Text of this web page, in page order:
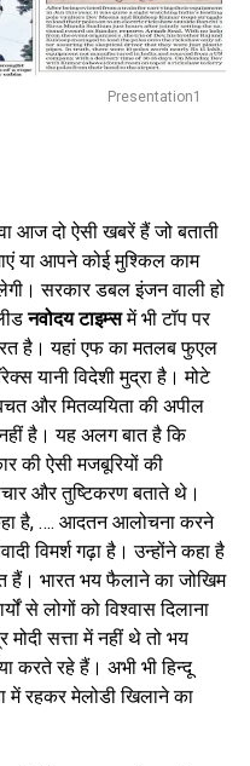
Presentation1
आज दो ऐसी खबरें हैं जो बताती
या आपने कोई मुश्किल काम
सरकार डबल इंजन वाली हो
नवोदय टाइम्समें भी टॉप पर
है। यहां एफ का मतलब फुएल
यानी विदेशी मुद्रा है। मोटे
और मितव्ययिता की अपील
है। यह अलग बात है कि
की ऐसी मजबूरियों की
और तुष्टिकरण बताते थे।
है, …. आदतन आलोचना करने
विमर्श गढ़ा है। उन्होंने कहा है
हैं। भारत भय फैलाने का जोखिम
से लोगों को विश्वास दिलाना
सत्ता में नहीं थे तो भय
रहे हैं। अभी भी हिन्दू
रहकर मेलोडी खिलाने का